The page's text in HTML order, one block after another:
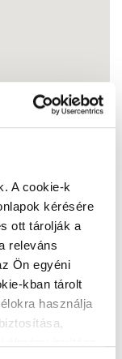
A cookie-k
kérésére
ott tárolják a
releváns
Ön egyéni
kban tárolt
használja